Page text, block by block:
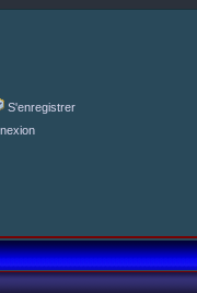
S'enregistrer